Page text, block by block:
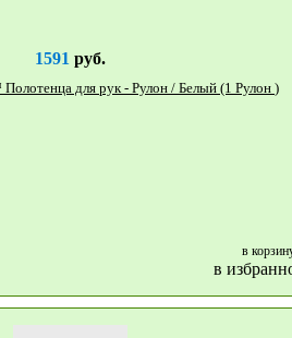
1591 руб.
6691 Scott® ESSENTIAL™ Полотенца для рук - Рулон / Белый (1 Рулон )
в
в